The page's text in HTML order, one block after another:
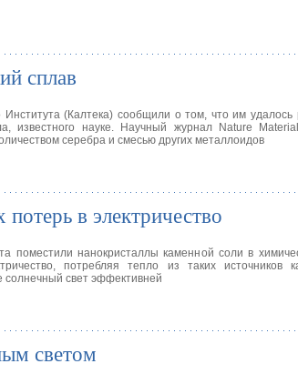
сплав
Института (Калтека) сообщили о том, что им
известного науке. Научный журнал Nature
серебра и смесью других металлоидов
в электричество
поместили нанокристаллы каменной соли в
потребляя тепло из таких источников
свет эффективней
светом